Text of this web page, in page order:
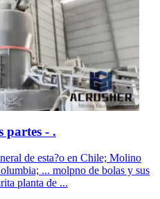
partes - .
de esta?o en Chile; Molino
... molpno de bolas y sus
planta de ...